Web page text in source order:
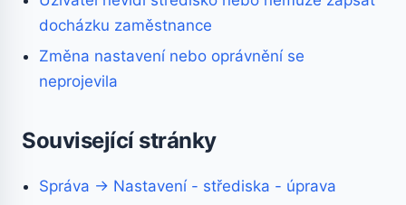
docházku zaměstnance
Změna nastavení nebo oprávnění se
neprojevila
Související stránky
Správa → Nastavení - střediska - úprava